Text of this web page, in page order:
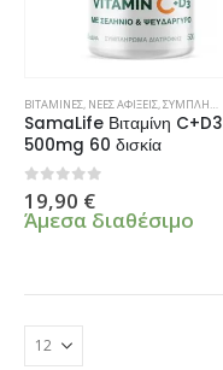
ΒΙΤΑΜΙΝΕΣ, ΝΕΕΣ ΑΦΙΞΕΙΣ,ΣΥΜΠΛΗΡΩΜΑΤΑ ΔΙΑΤΡΟΦΗΣ
SamaLife Βιταμίνη C+D3
500mg 60 δισκία
0 από 5
19,90 €
Άμεσα διαθέσιμο